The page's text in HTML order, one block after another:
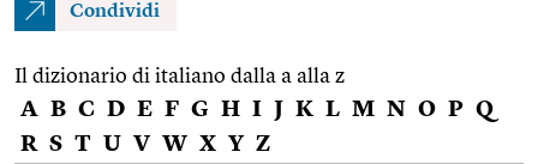
Condividi
Il dizionario di italiano dalla a alla z
A B C D E F G H I J K L M N O P Q
R S T U V W X Y Z